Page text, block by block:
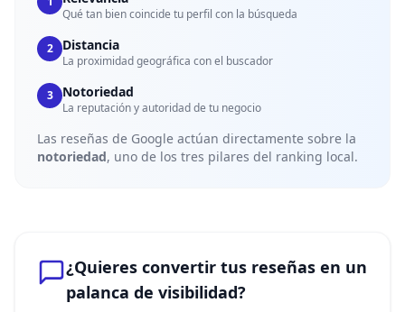
Qué tan bien coincide tu perfil con la búsqueda
2 Distancia
La proximidad geográfica con el buscador
3 Notoriedad
La reputación y autoridad de tu negocio
Las reseñas de Google actúan directamente sobre la
notoriedad, uno de los tres pilares del ranking local.
¿Quieres convertir tus reseñas en un
palanca de visibilidad?